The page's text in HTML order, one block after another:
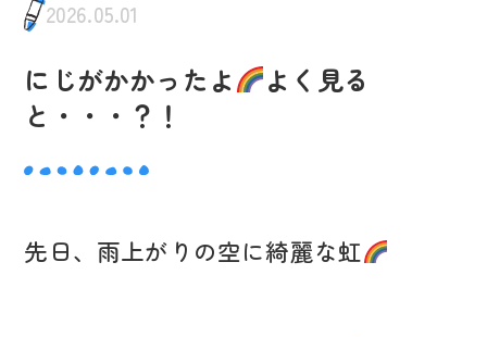
2026.05.01
にじがかかったよ
よく見る
と・・・？！
先日、雨上がりの空に綺麗な虹